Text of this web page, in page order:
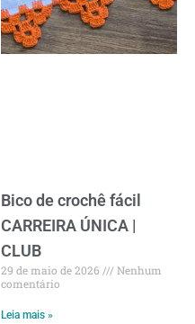
Bico de crochê fácil
CARREIRA ÚNICA |
CLUB
29 de maio de 2026
Nenhum
comentário
Leia mais »